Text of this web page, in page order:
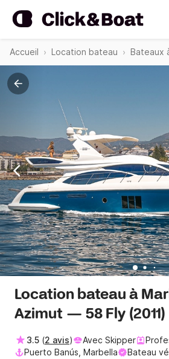
Accueil Location bateau Bateaux
Location bateau à
Azimut — 58 Fly (2011)
3.5 (2 avis) Avec Skipper
Puerto Banús, Marbella
Bateau